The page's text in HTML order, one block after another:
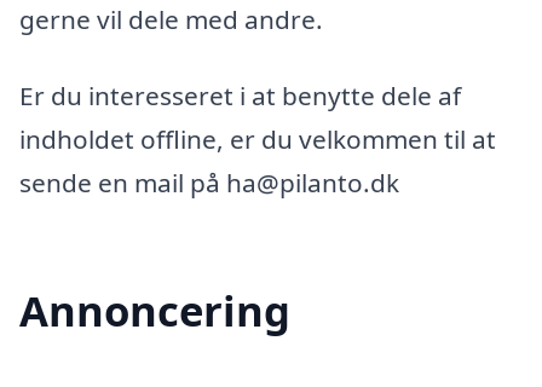
gerne vil dele med andre.
Er du interesseret i at benytte dele af
indholdet offline, er du velkommen til at
sende en mail på ha@pilanto.dk
Annoncering